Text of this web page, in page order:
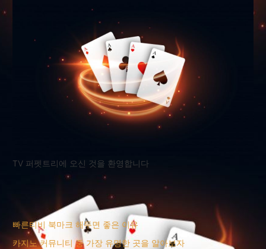
TV 퍼펫트리에 오신 것을 환영합니다
빠른티비 북마크 해두면 좋은 이유
카지노 커뮤니티 중 가장 유명한 곳을 알아보자